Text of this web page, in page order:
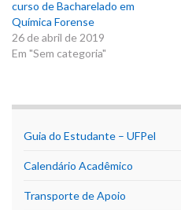
curso de Bacharelado em
Química Forense
26 de abril de 2019
Em "Sem categoria"
Guia do Estudante – UFPel
Calendário Acadêmico
Transporte de Apoio